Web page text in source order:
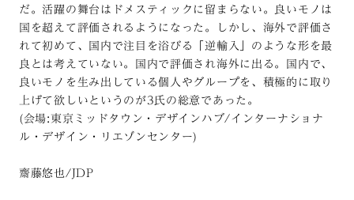
だ。活躍の舞台はドメスティックに留まらない。良いモノは
国を超えて評価されるようになった。しかし、海外で評価さ
れて初めて、国内で注目を浴びる「逆輸入」のような形を最
良とは考えていない。国内で評価され海外に出る。国内で、
良いモノを生み出している個人やグループを、積極的に取り
上げて欲しいというのが3氏の総意であった。
(会場:東京ミッドタウン・デザインハブ/インターナショナ
ル・デザイン・リエゾンセンター)
齋藤悠也/JDP